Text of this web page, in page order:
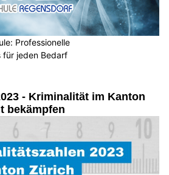
Professionelle
für jeden Bedarf
- Kriminalität im Kanton
bekämpfen